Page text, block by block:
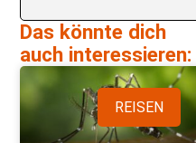
Das könnte dich
auch interessieren:
REISEN